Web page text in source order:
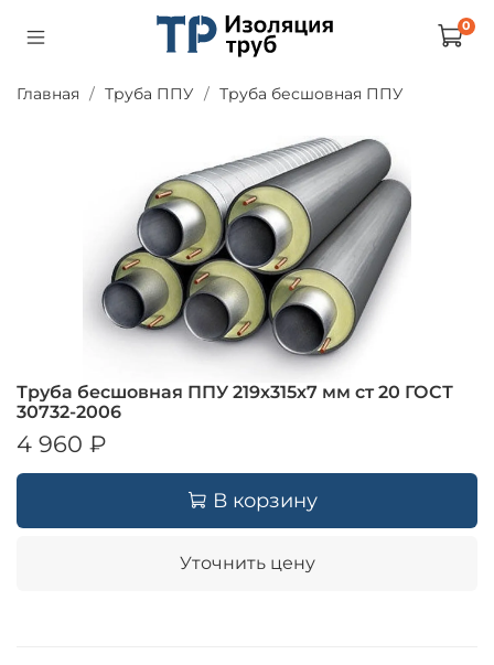
0
Главная Труба ППУ Труба бесшовная ППУ
Труба бесшовная ППУ 219х315х7 мм ст 20 ГОСТ
30732-2006
4 960 ₽
В корзину
Уточнить цену